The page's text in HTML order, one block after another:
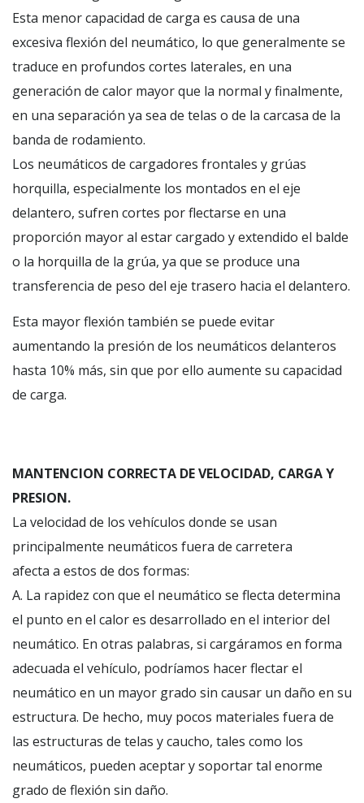
Esta menor capacidad de carga es causa de una
excesiva flexión del neumático, lo que generalmente se
traduce en profundos cortes laterales, en una
generación de calor mayor que la normal y finalmente,
en una separación ya sea de telas o de la carcasa de la
banda de rodamiento.
Los neumáticos de cargadores frontales y grúas
horquilla, especialmente los montados en el eje
delantero, sufren cortes por flectarse en una
proporción mayor al estar cargado y extendido el balde
o la horquilla de la grúa, ya que se produce una
transferencia de peso del eje trasero hacia el delantero.
Esta mayor flexión también se puede evitar
aumentando la presión de los neumáticos delanteros
hasta 10% más, sin que por ello aumente su capacidad
de carga.
MANTENCION CORRECTA DE VELOCIDAD, CARGA Y
PRESION.
La velocidad de los vehículos donde se usan
principalmente neumáticos fuera de carretera
afecta a estos de dos formas:
A. La rapidez con que el neumático se flecta determina
el punto en el calor es desarrollado en el interior del
neumático. En otras palabras, si cargáramos en forma
adecuada el vehículo, podríamos hacer flectar el
neumático en un mayor grado sin causar un daño en su
estructura. De hecho, muy pocos materiales fuera de
las estructuras de telas y caucho, tales como los
neumáticos, pueden aceptar y soportar tal enorme
grado de flexión sin daño.